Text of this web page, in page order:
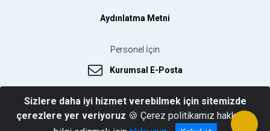
Aydınlatma Metni
Personel İçin
Kurumsal E-Posta
Sizlere daha iyi hizmet verebilmek için sitemizde
çerezlere yer veriyoruz 🍪 Çerez politikamız hakkında